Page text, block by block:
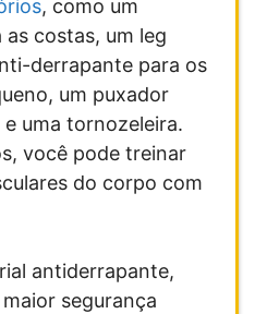
, como um
costas, um leg
derrapante para os
um puxador
uma tornozeleira.
você pode treinar
do corpo com
antiderrapante,
segurança